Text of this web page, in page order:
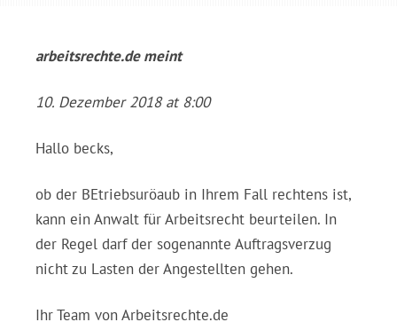
arbeitsrechte.demeint
10. Dezember 2018 at 8:00
Hallo becks,
ob der BEtriebsuröaub in Ihrem Fall rechtens ist,
kann ein Anwalt für Arbeitsrecht beurteilen. In
der Regel darf der sogenannte Auftragsverzug
nicht zu Lasten der Angestellten gehen.
Ihr Team von Arbeitsrechte.de